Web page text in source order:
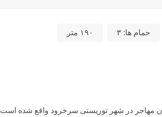
حمام ها: ۳ ۱۹۰ متر
مهاجر در شهر توریستی سرخرود واقع شده است